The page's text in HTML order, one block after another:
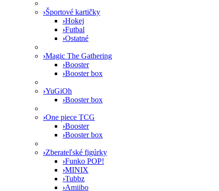
›Športové kartičky
›Hokej
›Futbal
›Ostatné
›Magic The Gathering
›Booster
›Booster box
›YuGiOh
›Booster box
›One piece TCG
›Booster
›Booster box
›Zberateľské figúrky
›Funko POP!
›MINIX
›Tubbz
›Amiibo